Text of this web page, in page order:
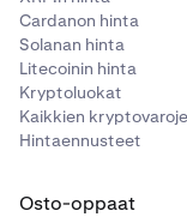
Cardanon hinta
Solanan hinta
Litecoinin hinta
Kryptoluokat
Kaikkien
Hintaennusteet
Osto-oppaat